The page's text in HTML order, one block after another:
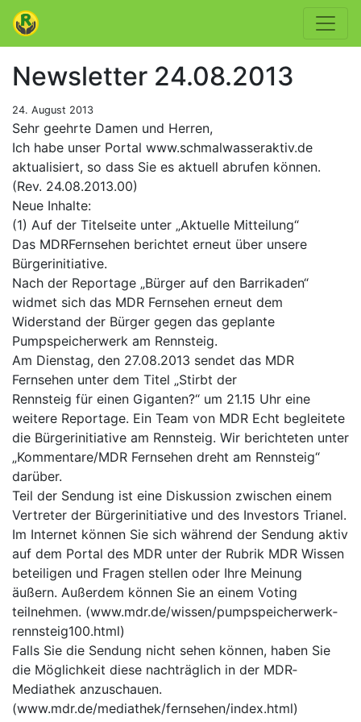
Newsletter 24.08.2013
24. August 2013
Sehr geehrte Damen und Herren,
Ich habe unser Portal www.schmalwasser­aktiv.de
aktualisiert, so dass Sie es aktuell abrufen können.
(Rev. 24.08.2013.00)
Neue Inhalte:
(1) Auf der Titelseite unter „Aktuelle Mitteilung“
Das MDR­Fernsehen berichtet erneut über unsere
Bürgerinitiative.
Nach der Reportage „Bürger auf den Barrikaden“
widmet sich das MDR Fernsehen erneut dem
Widerstand der Bürger gegen das geplante
Pumpspeicherwerk am Rennsteig.
Am Dienstag, den 27.08.2013 sendet das MDR
Fernsehen unter dem Titel „Stirbt der
Rennsteig für einen Giganten?“ um 21.15 Uhr eine
weitere Reportage. Ein Team von MDR Echt begleitete
die Bürgerinitiative am Rennsteig. Wir berichteten unter
„Kommentare/MDR Fernsehen dreht am Rennsteig“
darüber.
Teil der Sendung ist eine Diskussion zwischen einem
Vertreter der Bürgerinitiative und des Investors Trianel.
Im Internet können Sie sich während der Sendung aktiv
auf dem Portal des MDR unter der Rubrik MDR Wissen
beteiligen und Fragen stellen oder Ihre Meinung
äußern. Außerdem können Sie an einem Voting
teilnehmen. (www.mdr.de/wissen/pumpspeicherwerk­
rennsteig100.html)
Falls Sie die Sendung nicht sehen können, haben Sie
die Möglichkeit diese nachträglich in der MDR­
Mediathek anzuschauen.
(www.mdr.de/mediathek/fernsehen/index.html)